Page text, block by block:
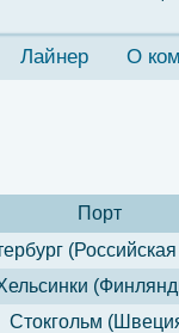
Лайнер О
Порт
Стокгольм